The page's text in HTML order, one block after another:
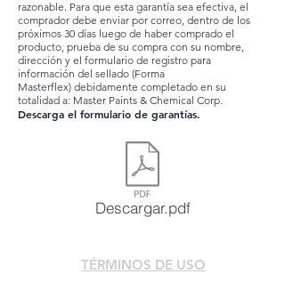
razonable. Para que esta garantía sea efectiva, el
comprador debe enviar por correo, dentro de los
próximos 30 días luego de haber comprado el
producto, prueba de su compra con su nombre,
dirección y el formulario de registro para
información del sellado (Forma
Masterflex) debidamente completado en su
totalidad a: Master Paints & Chemical Corp.
Descarga el formulario de garantías.
Descargar.pdf
TÉRMINOS DE USO